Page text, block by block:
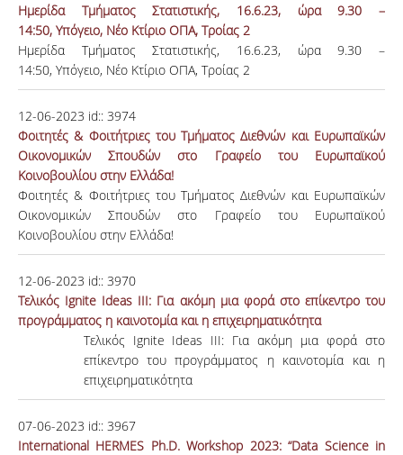
Ημερίδα Τμήματος Στατιστικής, 16.6.23, ώρα 9.30 –
14:50, Υπόγειο, Νέο Κτίριο ΟΠΑ, Τροίας 2
Ημερίδα Τμήματος Στατιστικής, 16.6.23, ώρα 9.30 –
14:50, Υπόγειο, Νέο Κτίριο ΟΠΑ, Τροίας 2
12-06-2023 id:: 3974
Φοιτητές & Φοιτήτριες του Τμήματος Διεθνών και Ευρωπαϊκών
Οικονομικών Σπουδών στο Γραφείο του Ευρωπαϊκού
Κοινοβουλίου στην Ελλάδα!
Φοιτητές & Φοιτήτριες του Τμήματος Διεθνών και Ευρωπαϊκών
Οικονομικών Σπουδών στο Γραφείο του Ευρωπαϊκού
Κοινοβουλίου στην Ελλάδα!
12-06-2023 id:: 3970
Τελικός Ignite Ideas III: Για ακόμη μια φορά στο επίκεντρο του
προγράμματος η καινοτομία και η επιχειρηματικότητα
Τελικός Ignite Ideas III: Για ακόμη μια φορά στο
επίκεντρο του προγράμματος η καινοτομία και η
επιχειρηματικότητα
07-06-2023 id:: 3967
International HERMES Ph.D. Workshop 2023: “Data Science in